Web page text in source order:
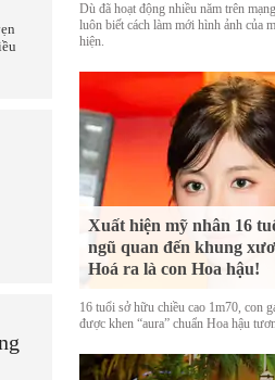
Dù đã hoạt động nhiều năm trên
luôn biết cách làm mới hình ảnh của
hiện.
Xuất hiện mỹ nhân 16
ngũ quan đến khung
Hoá ra là con Hoa hậu!
16 tuổi sở hữu chiều cao 1m70, con
được khen “aura” chuẩn Hoa hậu